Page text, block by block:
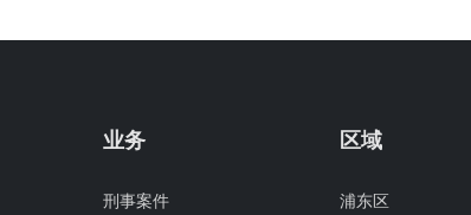
业务
刑事案件
区域
浦东区